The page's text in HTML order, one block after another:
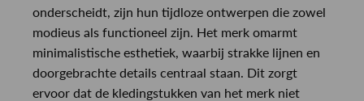
onderscheidt, zijn hun tijdloze ontwerpen die zowel
modieus als functioneel zijn. Het merk omarmt
minimalistische esthetiek, waarbij strakke lijnen en
doorgebrachte details centraal staan. Dit zorgt
ervoor dat de kledingstukken van het merk niet